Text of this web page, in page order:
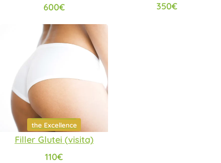
600€
350€
the Excellence
Scelti per te
the Excellence
Filler Glutei (visita)
110€